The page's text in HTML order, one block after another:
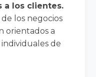
a los clientes.
los negocios
orientados a
individuales de